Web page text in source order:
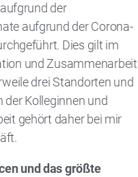
der
aufgrund der Corona-
Dies gilt im
und Zusammenarbeit
drei Standorten und
Kolleginnen und
gehört daher bei mir
und das größte